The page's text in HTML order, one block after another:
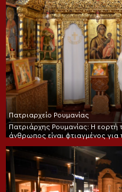
Πατριαρχείο Ρουμανίας
Πατριάρχης Ρουμανίας: Η
άνθρωπος είναι φτιαγμένος για